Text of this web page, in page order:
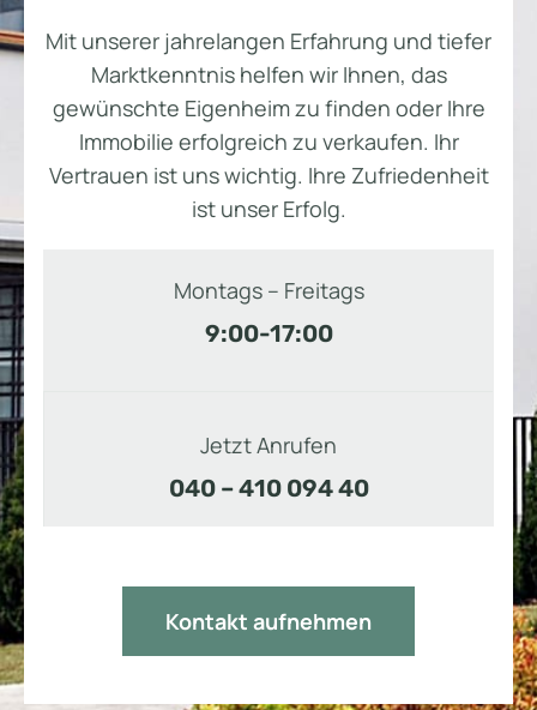
Mit unserer jahrelangen Erfahrung und tiefer
Marktkenntnis helfen wir Ihnen, das
gewünschte Eigenheim zu finden oder Ihre
Immobilie erfolgreich zu verkaufen. Ihr
Vertrauen ist uns wichtig. Ihre Zufriedenheit
ist unser Erfolg.
Montags – Freitags
9:00-17:00
Jetzt Anrufen
040 – 410 094 40
Kontakt aufnehmen